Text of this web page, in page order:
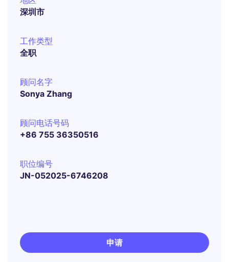
深圳市
工作类型
全职
顾问名字
Sonya Zhang
顾问电话号码
+86 755 36350516
职位编号
JN-052025-6746208
申请